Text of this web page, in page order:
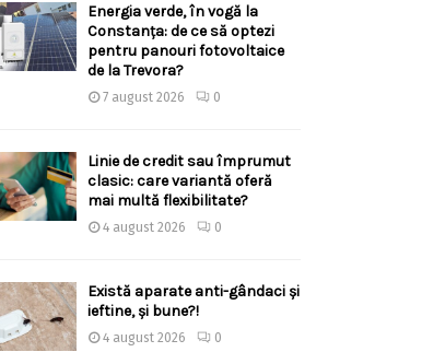
Energia verde, în vogă la
Constanța: de ce să optezi
pentru panouri fotovoltaice
de la Trevora?
7 august 2026 0
Linie de credit sau împrumut
clasic: care variantă oferă
mai multă flexibilitate?
4 august 2026 0
Există aparate anti-gândaci și
ieftine, și bune?!
4 august 2026 0